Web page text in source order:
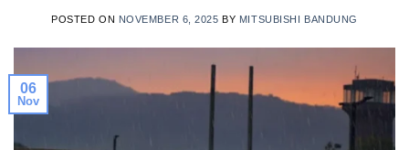
POSTED ON NOVEMBER 6, 2025 BY MITSUBISHI BANDUNG
06
Nov